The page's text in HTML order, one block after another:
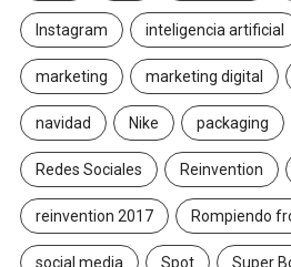
Instagram inteligencia artificial
marketing marketing digital
navidad Nike packaging
Redes Sociales Reinvention
reinvention 2017 Rompiendo
social media Spot Super